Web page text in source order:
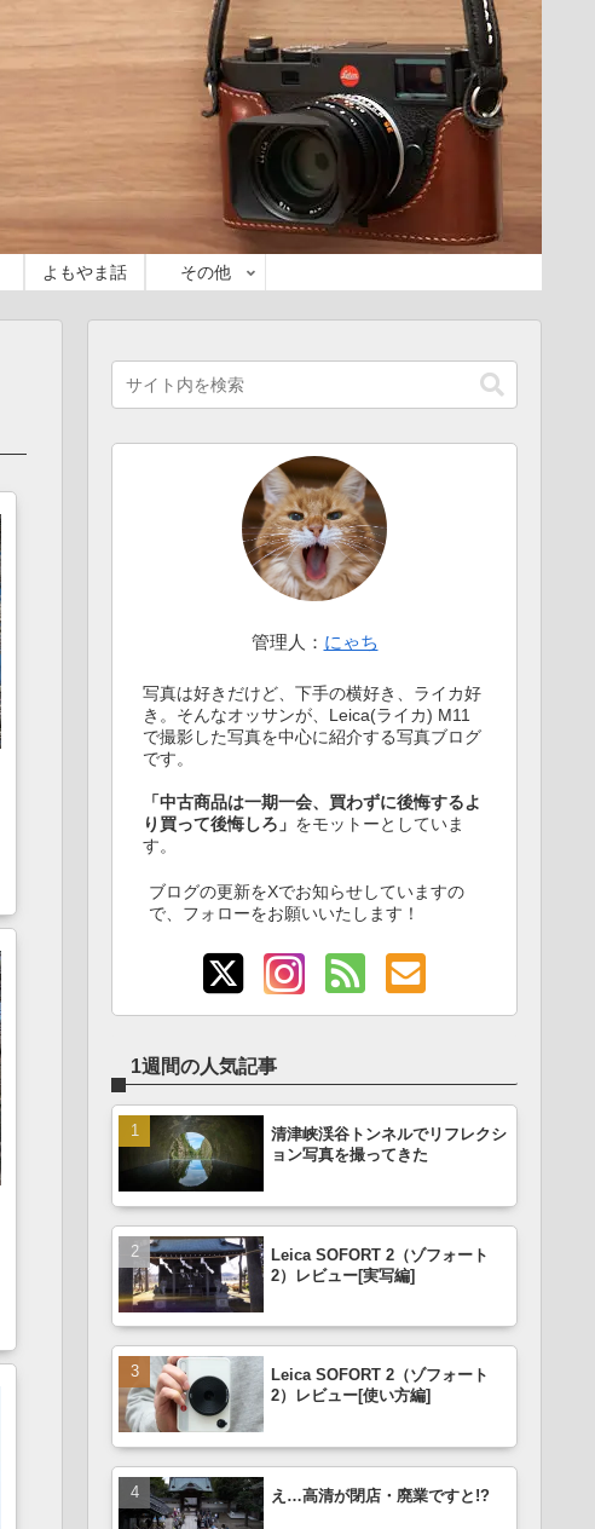
よもやま話 その他
管理人： にゃち
写真は好きだけど、下手の横好き、ライカ好
き。そんなオッサンが、Leica(ライカ) M11
で撮影した写真を中心に紹介する写真ブログ
です。
「中古商品は一期一会、買わずに後悔するよ
り買って後悔しろ」 をモットーとしていま
す。
ブログの更新をXでお知らせしていますの
で、フォローをお願いいたします！
1週間の人気記事
清津峡渓谷トンネルでリフレクシ
ョン写真を撮ってきた
Leica SOFORT 2（ゾフォート
2）レビュー[実写編]
Leica SOFORT 2（ゾフォート
2）レビュー[使い方編]
え…高清が閉店・廃業ですと!?